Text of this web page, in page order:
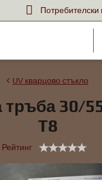
Потребителски
UV кварцово стъкло
тръба 30/
T8
Рейтинг